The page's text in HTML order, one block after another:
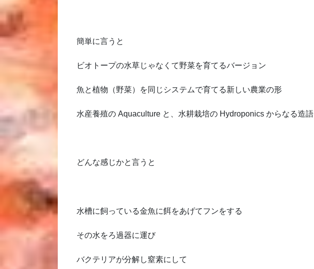
簡単に言うと
ビオトープの水草じゃなくて野菜を育てるバージョン
魚と植物（野菜）を同じシステムで育てる新しい農業の形
水産養殖の Aquaculture と、水耕栽培の Hydroponics からなる造語
どんな感じかと言うと
水槽に飼っている金魚に餌をあげてフンをする
その水をろ過器に運び
バクテリアが分解し窒素にして